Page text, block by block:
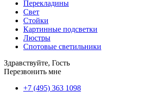
Перекладины
Свет
Стойки
Картинные подсветки
Люстры
Спотовые светильники
Здравствуйте, Гость
Перезвонить мне
+7 (495) 363 1098